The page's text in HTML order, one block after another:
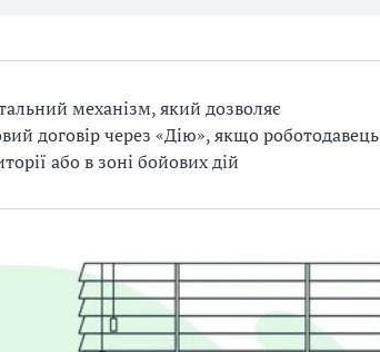
механізм, який дозволяє
договір через «Дію», якщо роботодавець
або в зоні бойових дій